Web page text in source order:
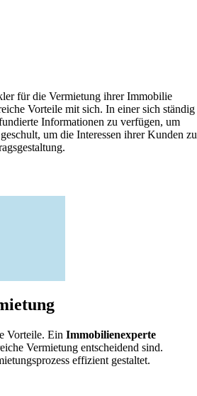
für die Vermietung ihrer Immobilie
Vorteile mit sich. In einer sich ständig
Informationen zu verfügen, um
um die Interessen ihrer Kunden zu
Vorteile. Ein Immobilienexperte
Vermietung entscheidend sind.
effizient gestaltet.